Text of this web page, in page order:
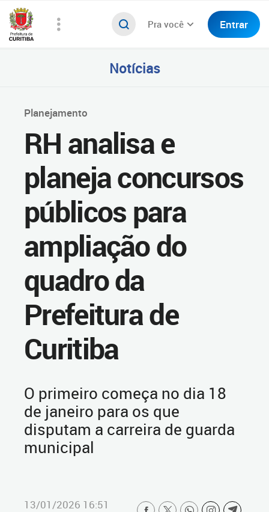
Pra você Entrar
Notícias
Planejamento
RH analisa e
planeja concursos
públicos para
ampliação do
quadro da
Prefeitura de
Curitiba
O primeiro começa no dia 18
de janeiro para os que
disputam a carreira de guarda
municipal
13/01/2026 16:51